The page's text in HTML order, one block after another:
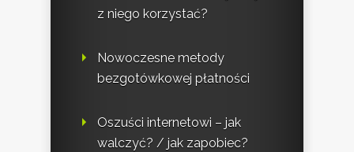
z niego korzystać?
Nowoczesne metody
bezgotówkowej płatności
Oszuści internetowi – jak
walczyć? / jak zapobiec?